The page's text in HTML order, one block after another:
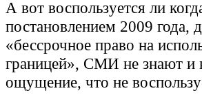
А вот воспользуется ли
постановлением 2009 года,
«бессрочное право на
границей», СМИ не знают и
ощущение, что не